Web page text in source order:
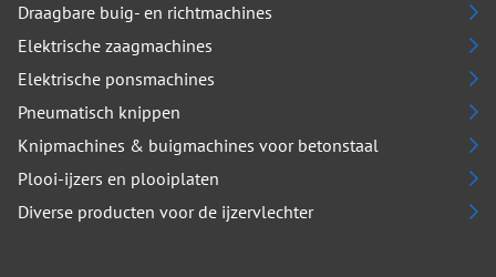
Draagbare buig- en richtmachines
Elektrische zaagmachines
Elektrische ponsmachines
Pneumatisch knippen
Knipmachines & buigmachines voor betonstaal
Plooi-ijzers en plooiplaten
Diverse producten voor de ijzervlechter